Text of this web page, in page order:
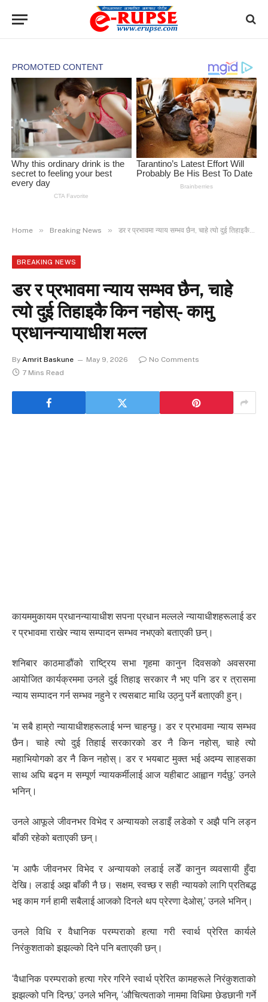
Home » Breaking News » डर र प्रभावमा न्याय सम्भव छैन, चाहे त्यो दुई तिहाइकै किन नहोस्- कामु प्रधानन्यायाधीश मल्ल
BREAKING NEWS
डर र प्रभावमा न्याय सम्भव छैन, चाहे
त्यो दुई तिहाइकै किन नहोस्- कामु
प्रधानन्यायाधीश मल्ल
By Amrit Baskune May 9, 2026
No Comments
7 Mins Read
कायममुकायम प्रधानन्यायाधीश सपना प्रधान मल्लले न्यायाधीशहरूलाई डर
र प्रभावमा राखेर न्याय सम्पादन सम्भव नभएको बताएकी छन्।
शनिबार काठमाडौंको राष्ट्रिय सभा गृहमा कानुन दिवसको अवसरमा
आयोजित कार्यक्रममा उनले दुई तिहाइ सरकार नै भए पनि डर र त्रासमा
न्याय सम्पादन गर्न सम्भव नहुने र त्यसबाट माथि उठ्नु पर्ने बताएकी हुन्।
‘म सबै हाम्रो न्यायाधीशहरूलाई भन्न चाहन्छु। डर र प्रभावमा न्याय सम्भव
छैन। चाहे त्यो दुई तिहाई सरकारको डर नै किन नहोस्, चाहे त्यो
महाभियोगको डर नै किन नहोस्। डर र भयबाट मुक्त भई अदम्य साहसका
साथ अघि बढ्न म सम्पूर्ण न्यायकर्मीलाई आज यहीबाट आह्वान गर्दछु,’ उनले
भनिन्।
उनले आफूले जीवनभर विभेद र अन्यायको लडाइँ लडेको र अझै पनि लड्न
बाँकी रहेको बताएकी छन्।
‘म आफै जीवनभर विभेद र अन्यायको लडाई लडेँ कानुन व्यवसायी हुँदा
देखि। लडाई अझ बाँकी नै छ। सक्षम, स्वच्छ र सही न्यायको लागि प्रतिबद्ध
भइ काम गर्न हामी सबैलाई आजको दिनले थप प्रेरणा देओस्,’ उनले भनिन्।
उनले विधि र वैधानिक परम्पराको हत्या गरी स्वार्थ प्रेरित कार्यले
निरंकुशताको झझल्को दिने पनि बताएकी छन्।
‘वैधानिक परम्पराको हत्या गरेर गरिने स्वार्थ प्रेरित कामहरूले निरंकुशताको
झझल्को पनि दिन्छ,’ उनले भनिन्, ‘औचित्यताको नाममा विधिमा छेडछानी गर्ने